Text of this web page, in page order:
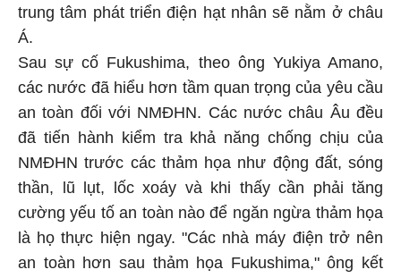
trung tâm phát triển điện hạt nhân sẽ nằm ở châu
Á.
Sau sự cố Fukushima, theo ông Yukiya Amano,
các nước đã hiểu hơn tầm quan trọng của yêu cầu
an toàn đối với NMĐHN. Các nước châu Âu đều
đã tiến hành kiểm tra khả năng chống chịu của
NMĐHN trước các thảm họa như động đất, sóng
thần, lũ lụt, lốc xoáy và khi thấy cần phải tăng
cường yếu tố an toàn nào để ngăn ngừa thảm họa
là họ thực hiện ngay. "Các nhà máy điện trở nên
an toàn hơn sau thảm họa Fukushima," ông kết